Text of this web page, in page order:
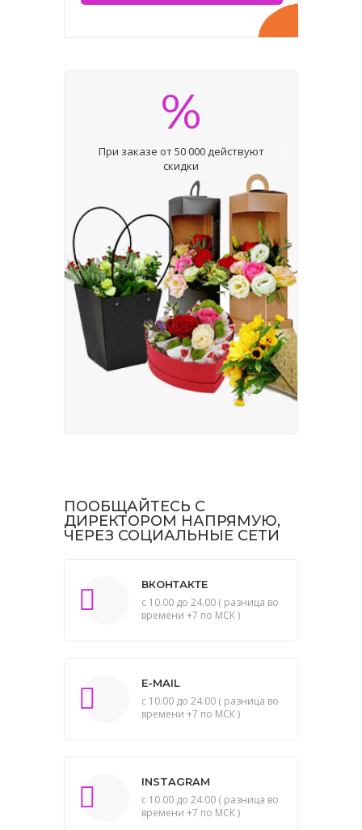
%
При заказе от 50 000 действуют
скидки
ПООБЩАЙТЕСЬ С
ДИРЕКТОРОМ НАПРЯМУЮ,
ЧЕРЕЗ СОЦИАЛЬНЫЕ СЕТИ
ВКОНТАКТЕ
с 10.00 до 24.00 ( разница во
времени +7 по МСК )
E-MAIL
с 10.00 до 24.00 ( разница во
времени +7 по МСК )
INSTAGRAM
с 10.00 до 24.00 ( разница во
времени +7 по МСК )